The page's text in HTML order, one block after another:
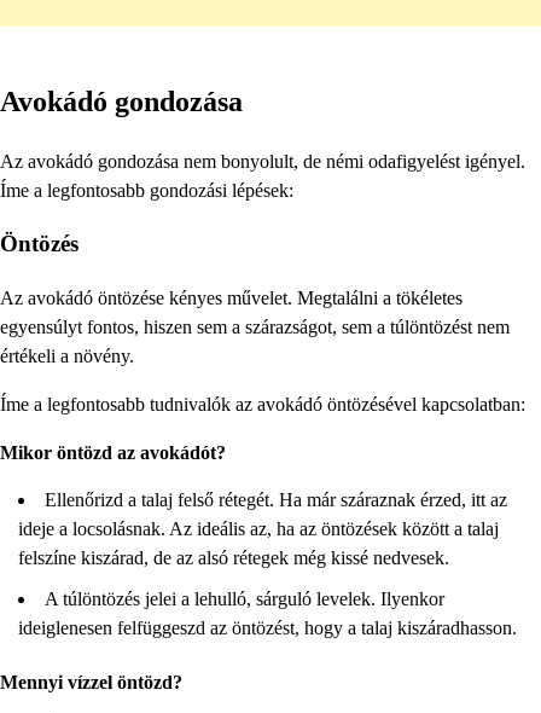
Avokádó gondozása
Az avokádó gondozása nem bonyolult, de némi odafigyelést igényel.
Íme a legfontosabb gondozási lépések:
Öntözés
Az avokádó öntözése kényes művelet. Megtalálni a tökéletes
egyensúlyt fontos, hiszen sem a szárazságot, sem a túlöntözést nem
értékeli a növény.
Íme a legfontosabb tudnivalók az avokádó öntözésével kapcsolatban:
Mikor öntözd az avokádót?
Ellenőrizd a talaj felső rétegét. Ha már száraznak érzed, itt az
ideje a locsolásnak. Az ideális az, ha az öntözések között a talaj
felszíne kiszárad, de az alsó rétegek még kissé nedvesek.
A túlöntözés jelei a lehulló, sárguló levelek. Ilyenkor
ideiglenesen felfüggeszd az öntözést, hogy a talaj kiszáradhasson.
Mennyi vízzel öntözd?